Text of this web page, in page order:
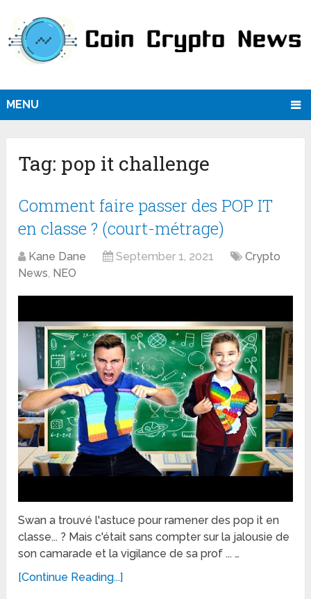
MENU
Tag: pop it challenge
Comment faire passer des POP IT
en classe ? (court-métrage)
Kane Dane September 1, 2021
Crypto
News, NEO
Swan a trouvé l'astuce pour ramener des pop it en
classe... ? Mais c'était sans compter sur la jalousie de
son camarade et la vigilance de sa prof ... …
[Continue Reading...]